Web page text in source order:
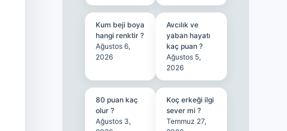
Kum beji boya
hangi renktir ?
Ağustos 6,
2026
Avcılık ve
yaban hayatı
kaç puan ?
Ağustos 5,
2026
80 puan kaç
olur ?
Ağustos 3,
Koç erkeği ilgi
sever mi ?
Temmuz 27,